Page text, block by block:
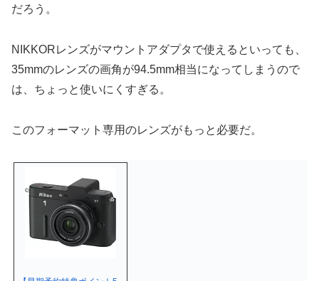
だろう。
NIKKORレンズがマウントアダプタで使えるといっても、
35mmのレンズの画角が94.5mm相当になってしまうので
は、ちょっと使いにくすぎる。
このフォーマット専用のレンズがもっと必要だ。